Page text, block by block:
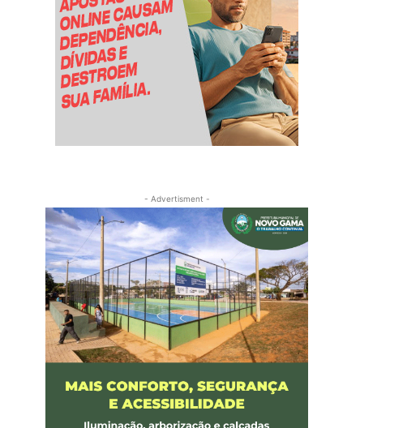
- Advertisment -